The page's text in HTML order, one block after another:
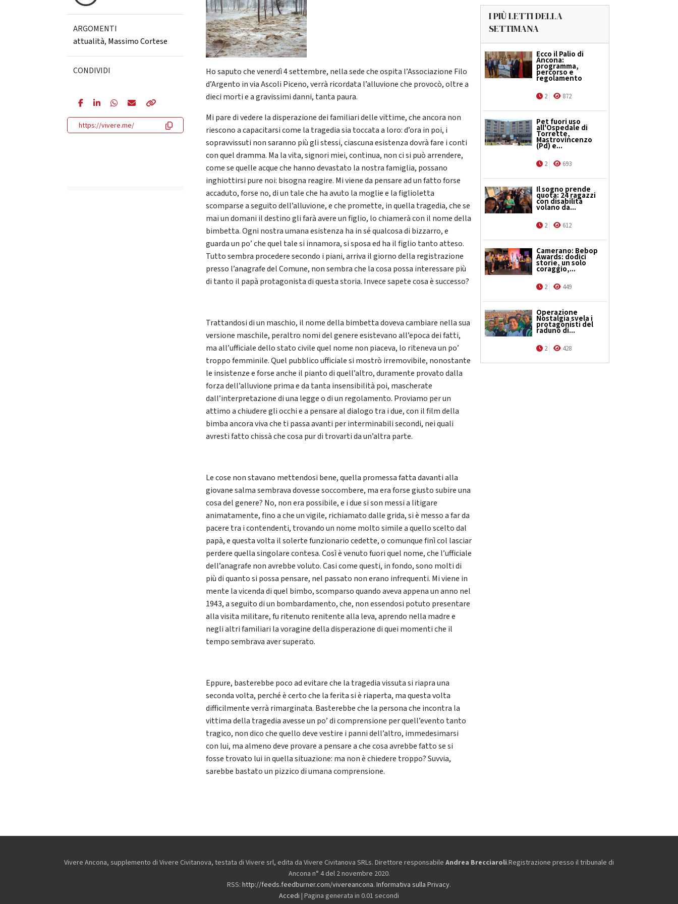
ARGOMENTI
attualità, Massimo Cortese
CONDIVIDI
https://vivere.me/
Ho saputo che venerdì 4 settembre, nella sede che ospita l’Associazione Filo
d’Argento in via Ascoli Piceno, verrà ricordata l’alluvione che provocò, oltre a
dieci morti e a gravissimi danni, tanta paura.
Mi pare di vedere la disperazione dei familiari delle vittime, che ancora non
riescono a capacitarsi come la tragedia sia toccata a loro: d’ora in poi, i
sopravvissuti non saranno più gli stessi, ciascuna esistenza dovrà fare i conti
con quel dramma. Ma la vita, signori miei, continua, non ci si può arrendere,
come se quelle acque che hanno devastato la nostra famiglia, possano
inghiottirsi pure noi: bisogna reagire. Mi viene da pensare ad un fatto forse
accaduto, forse no, di un tale che ha avuto la moglie e la figlioletta
scomparse a seguito dell’alluvione, e che promette, in quella tragedia, che se
mai un domani il destino gli farà avere un figlio, lo chiamerà con il nome della
bimbetta. Ogni nostra umana esistenza ha in sé qualcosa di bizzarro, e
guarda un po’ che quel tale si innamora, si sposa ed ha il figlio tanto atteso.
Tutto sembra procedere secondo i piani, arriva il giorno della registrazione
presso l’anagrafe del Comune, non sembra che la cosa possa interessare più
di tanto il papà protagonista di questa storia. Invece sapete cosa è successo?
Trattandosi di un maschio, il nome della bimbetta doveva cambiare nella sua
versione maschile, peraltro nomi del genere esistevano all’epoca dei fatti,
ma all’ufficiale dello stato civile quel nome non piaceva, lo riteneva un po’
troppo femminile. Quel pubblico ufficiale si mostrò irremovibile, nonostante
le insistenze e forse anche il pianto di quell’altro, duramente provato dalla
forza dell’alluvione prima e da tanta insensibilità poi, mascherate
dall’interpretazione di una legge o di un regolamento. Proviamo per un
attimo a chiudere gli occhi e a pensare al dialogo tra i due, con il film della
bimba ancora viva che ti passa avanti per interminabili secondi, nei quali
avresti fatto chissà che cosa pur di trovarti da un’altra parte.
Le cose non stavano mettendosi bene, quella promessa fatta davanti alla
giovane salma sembrava dovesse soccombere, ma era forse giusto subire una
cosa del genere? No, non era possibile, e i due si son messi a litigare
animatamente, fino a che un vigile, richiamato dalle grida, si è messo a far da
pacere tra i contendenti, trovando un nome molto simile a quello scelto dal
papà, e questa volta il solerte funzionario cedette, o comunque finì col lasciar
perdere quella singolare contesa. Così è venuto fuori quel nome, che l’ufficiale
dell’anagrafe non avrebbe voluto. Casi come questi, in fondo, sono molti di
più di quanto si possa pensare, nel passato non erano infrequenti. Mi viene in
mente la vicenda di quel bimbo, scomparso quando aveva appena un anno nel
1943, a seguito di un bombardamento, che, non essendosi potuto presentare
alla visita militare, fu ritenuto renitente alla leva, aprendo nella madre e
negli altri familiari la voragine della disperazione di quei momenti che il
tempo sembrava aver superato.
Eppure, basterebbe poco ad evitare che la tragedia vissuta si riapra una
seconda volta, perché è certo che la ferita si è riaperta, ma questa volta
difficilmente verrà rimarginata. Basterebbe che la persona che incontra la
vittima della tragedia avesse un po’ di comprensione per quell’evento tanto
tragico, non dico che quello deve vestire i panni dell’altro, immedesimarsi
con lui, ma almeno deve provare a pensare a che cosa avrebbe fatto se si
fosse trovato lui in quella situazione: ma non è chiedere troppo? Suvvia,
sarebbe bastato un pizzico di umana comprensione.
I PIÙ LETTI DELLA
SETTIMANA
Ecco il Palio di
Ancona:
programma,
percorso e
regolamento
2 872
Pet fuori uso
all'Ospedale di
Torrette,
Mastrovincenzo
(Pd) e...
2 693
Il sogno prende
quota: 24 ragazzi
con disabilità
volano da...
2 612
Camerano: Bebop
Awards: dodici
storie, un solo
coraggio,...
2 449
Operazione
Nostalgia svela i
protagonisti del
raduno di...
2 428
Vivere Ancona, supplemento di Vivere Civitanova, testata di Vivere srl, edita da Vivere Civitanova SRLs. Direttore responsabile Andrea Brecciaroli.Registrazione presso il tribunale di
Ancona n° 4 del 2 novembre 2020.
RSS: http://feeds.feedburner.com/vivereancona. Informativa sulla Privacy.
Accedi | Pagina generata in 0.01 secondi